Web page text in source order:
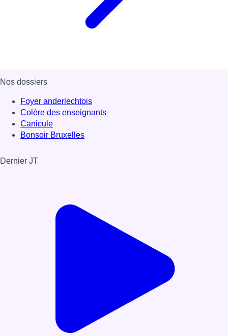
Nos dossiers
Foyer anderlechtois
Colère des enseignants
Canicule
Bonsoir Bruxelles
Dernier JT